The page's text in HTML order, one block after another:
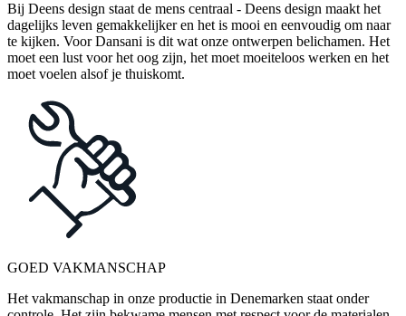
Bij Deens design staat de mens centraal - Deens design maakt het
dagelijks leven gemakkelijker en het is mooi en eenvoudig om naar
te kijken. Voor Dansani is dit wat onze ontwerpen belichamen. Het
moet een lust voor het oog zijn, het moet moeiteloos werken en het
moet voelen alsof je thuiskomt.
GOED VAKMANSCHAP
Het vakmanschap in onze productie in Denemarken staat onder